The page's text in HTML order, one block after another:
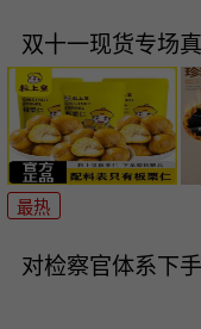
双十一现货专场
最热
对检察官体系下